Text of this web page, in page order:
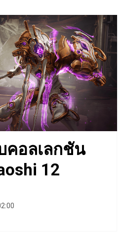
คอลเลกชัน
12